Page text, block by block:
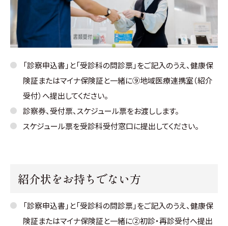
「診察申込書」と「受診科の問診票」をご記入のうえ、健康保
険証またはマイナ保険証と一緒に⑨地域医療連携室（紹介
受付）へ提出してください。
診察券、受付票、スケジュール票をお渡しします。
スケジュール票を受診科受付窓口に提出してください。
紹介状をお持ちでない方
「診察申込書」と「受診科の問診票」をご記入のうえ、健康保
険証またはマイナ保険証と一緒に②初診・再診受付へ提出